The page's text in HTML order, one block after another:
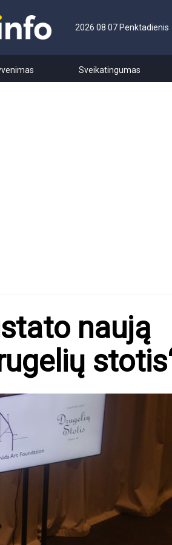
2026 08 07 Penktadienis
Sveikatingumas
naują